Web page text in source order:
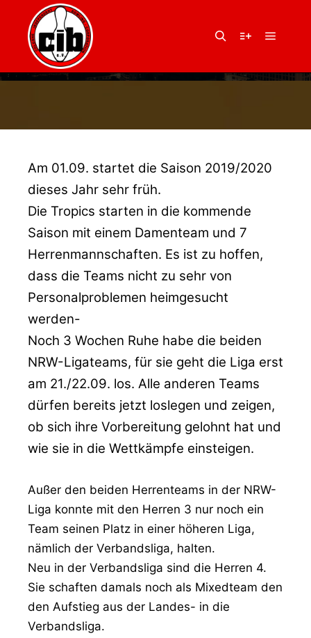
LIGASAISON
2019/2020 STARTET
Am 01.09. startet die Saison 2019/2020
dieses Jahr sehr früh.
Die Tropics starten in die kommende
Saison mit einem Damenteam und 7
Herrenmannschaften. Es ist zu hoffen,
dass die Teams nicht zu sehr von
Personalproblemen heimgesucht
werden-
Noch 3 Wochen Ruhe habe die beiden
NRW-Ligateams, für sie geht die Liga erst
am 21./22.09. los. Alle anderen Teams
dürfen bereits jetzt loslegen und zeigen,
ob sich ihre Vorbereitung gelohnt hat und
wie sie in die Wettkämpfe einsteigen.
Außer den beiden Herrenteams in der NRW-
Liga konnte mit den Herren 3 nur noch ein
Team seinen Platz in einer höheren Liga,
nämlich der Verbandsliga, halten.
Neu in der Verbandsliga sind die Herren 4.
Sie schaften damals noch als Mixedteam den
den Aufstieg aus der Landes- in die
Verbandsliga.